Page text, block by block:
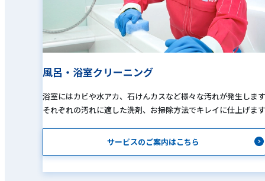
風呂・浴室クリーニング
浴室にはカビや水アカ、石けんカスなど様々な汚れが発生しま
それぞれの汚れに適した洗剤、お掃除方法でキレイに仕上げま
サービスのご案内はこちら